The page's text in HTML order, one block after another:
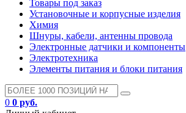
Товары под заказ
Установочные и корпусные изделия
Химия
Шнуры, кабели, антенны провода
Электронные датчики и компоненты
Электротехника
Элементы питания и блоки питания
0 0 руб.